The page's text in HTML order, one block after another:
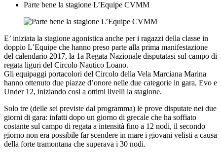
Parte bene la stagione L’Equipe CVMM
E’ iniziata la stagione agonistica anche per i ragazzi della classe in
doppio L’Equipe che hanno preso parte alla prima manifestazione
del calendario 2017, la 1a Regata Nazionale disputatasi sul campo di
regata liguri del Circolo Nautico Loano.
Gli equipaggi portacolori del Circolo della Vela Marciana Marina
hanno ottenuto due piazze d’onore nelle due categorie in gara, Evo e
Under 12, iniziando cosi a ottimi livelli la stagione.
Solo tre (delle sei previste dal programma) le prove disputate nei due
giorni di gara: infatti dopo un giorno di grecale che ha soffiato
costante sul campo di regata a intensità fino a 12 nodi, il secondo
giorno non era possibile far scendere in mare i giovani velisti a causa
della forte tramontana che superava i 30 nodi.